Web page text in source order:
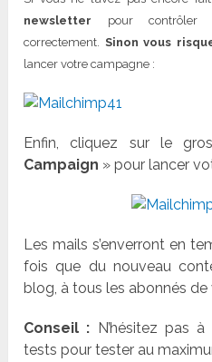
newsletter pour contrôler
correctement. Sinon vous
lancer votre campagne :
Enfin, cliquez sur le
Campaign » pour lancer
Les mails s’enverront en
fois que du nouveau
blog, à tous les abonnés de
Conseil : N’hésitez pas
tests pour tester au